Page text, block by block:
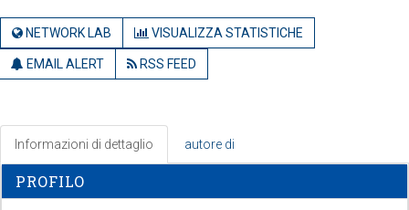
NETWORK LAB VISUALIZZA STATISTICHE
EMAIL ALERT RSS FEED
Informazioni di dettaglio autore di
PROFILO